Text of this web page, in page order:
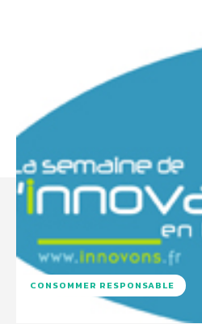
CONSOMMER RESPONSABLE